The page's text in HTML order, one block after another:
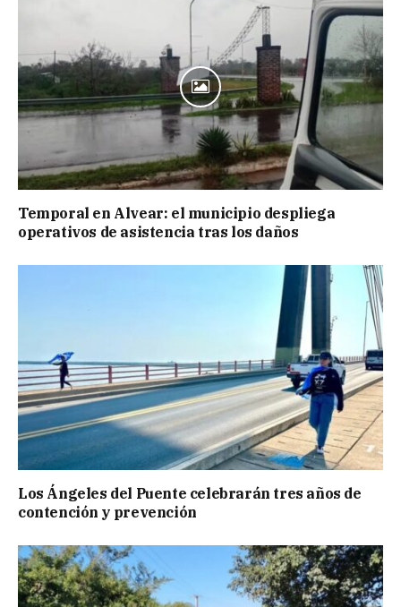
Temporal en Alvear: el municipio despliega
operativos de asistencia tras los daños
Los Ángeles del Puente celebrarán tres años de
contención y prevención